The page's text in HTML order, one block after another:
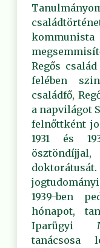
Regős
felében
családfő,
a napvilágot
felnőttként
1931 és
ösztöndíjjal,
1939-ben
hónapot,
Iparügyi
tanácsosa